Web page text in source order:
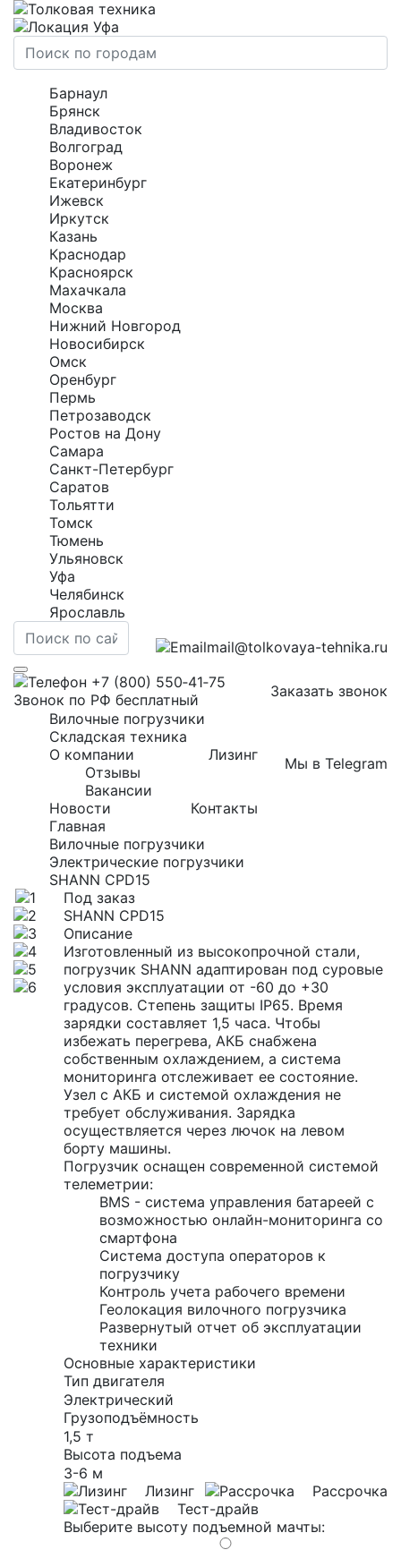
Уфа
Барнаул
Брянск
Владивосток
Волгоград
Воронеж
Екатеринбург
Ижевск
Иркутск
Казань
Краснодар
Красноярск
Махачкала
Москва
Нижний Новгород
Новосибирск
Омск
Оренбург
Пермь
Петрозаводск
Ростов на Дону
Самара
Санкт-Петербург
Саратов
Тольятти
Томск
Тюмень
Ульяновск
Уфа
Челябинск
Ярославль
mail@tolkovaya-tehnika.ru
+7 (800) 550‑41‑75
Звонок по РФ бесплатный
Заказать звонок
Вилочные погрузчики
Складская техника
О компании
Отзывы
Вакансии
Лизинг
Новости Контакты
Мы в Telegram
Главная
Вилочные погрузчики
Электрические погрузчики
SHANN CPD15
Под заказ
SHANN CPD15
Описание
Изготовленный из высокопрочной стали,
погрузчик SHANN адаптирован под суровые
условия эксплуатации от -60 до +30
градусов. Степень защиты IP65. Время
зарядки составляет 1,5 часа. Чтобы
избежать перегрева, АКБ снабжена
собственным охлаждением, а система
мониторинга отслеживает ее состояние.
Узел с АКБ и системой охлаждения не
требует обслуживания. Зарядка
осуществляется через лючок на левом
борту машины.
Погрузчик оснащен современной системой
телеметрии:
BMS - система управления батареей с
возможностью онлайн-мониторинга со
смартфона
Система доступа операторов к
погрузчику
Контроль учета рабочего времени
Геолокация вилочного погрузчика
Развернутый отчет об эксплуатации
техники
Основные характеристики
Тип двигателя
Электрический
Грузоподъёмность
1,5 т
Высота подъема
3-6 м
Лизинг
Рассрочка
Тест-драйв
Выберите высоту подъемной мачты: